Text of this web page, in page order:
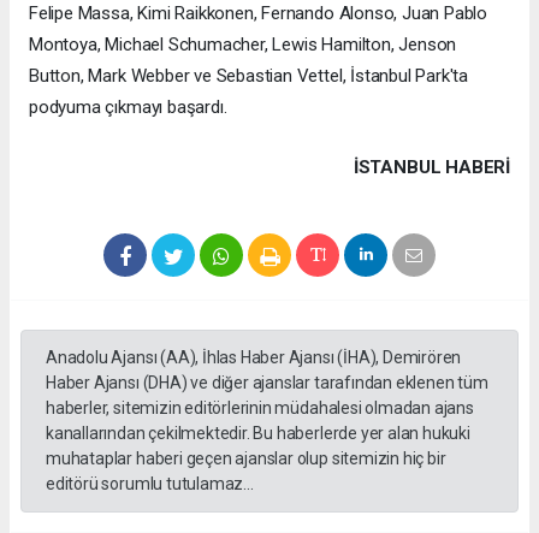
Felipe Massa, Kimi Raikkonen, Fernando Alonso, Juan Pablo
Montoya, Michael Schumacher, Lewis Hamilton, Jenson
Button, Mark Webber ve Sebastian Vettel, İstanbul Park'ta
podyuma çıkmayı başardı.
İSTANBUL HABERİ
Anadolu Ajansı (AA), İhlas Haber Ajansı (İHA), Demirören
Haber Ajansı (DHA) ve diğer ajanslar tarafından eklenen tüm
haberler, sitemizin editörlerinin müdahalesi olmadan ajans
kanallarından çekilmektedir. Bu haberlerde yer alan hukuki
muhataplar haberi geçen ajanslar olup sitemizin hiç bir
editörü sorumlu tutulamaz...